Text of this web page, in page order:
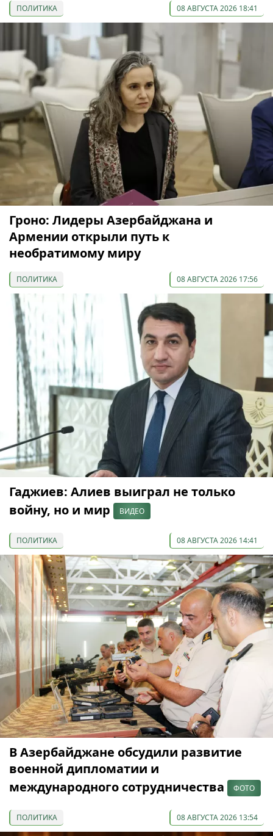
ПОЛИТИКА 08 АВГУСТА 2026 18:41
Гроно: Лидеры Азербайджана и
Армении открыли путь к
необратимому миру
ПОЛИТИКА 08 АВГУСТА 2026 17:56
Гаджиев: Алиев выиграл не только
войну, но и мир
ВИДЕО
ПОЛИТИКА 08 АВГУСТА 2026 14:41
В Азербайджане обсудили развитие
военной дипломатии и
международного сотрудничества
ФОТО
ПОЛИТИКА 08 АВГУСТА 2026 13:54